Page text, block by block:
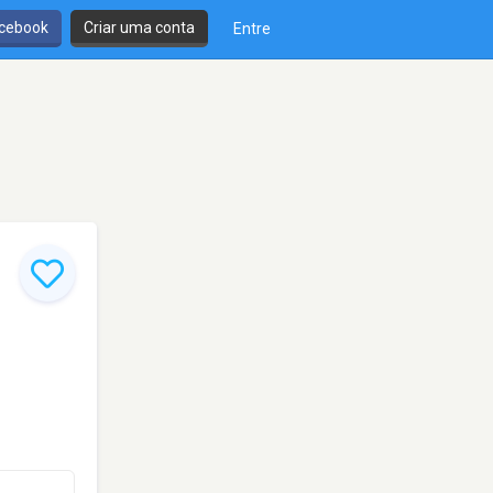
Criar uma conta Entre